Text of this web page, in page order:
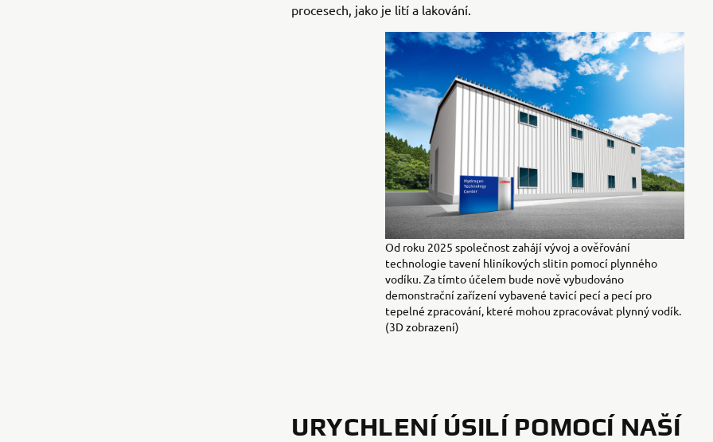
procesech, jako je lití a lakování.
Od roku 2025 společnost zahájí vývoj a ověřování
technologie tavení hliníkových slitin pomocí plynného
vodíku. Za tímto účelem bude nově vybudováno
demonstrační zařízení vybavené tavicí pecí a pecí pro
tepelné zpracování, které mohou zpracovávat plynný vodík.
(3D zobrazení)
URYCHLENÍ ÚSILÍ POMOCÍ NAŠÍ